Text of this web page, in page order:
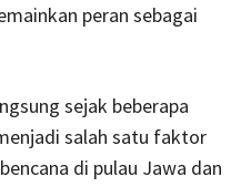
peran sebagai
sejak beberapa
salah satu faktor
di pulau Jawa dan